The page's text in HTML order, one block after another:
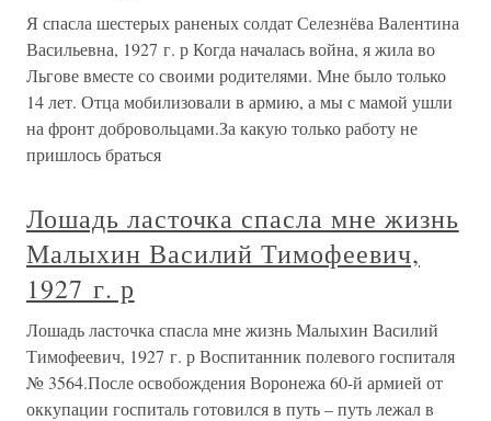
Я спасла шестерых раненых солдат Селезнёва Валентина
Васильевна, 1927 г. р Когда началась война, я жила во
Льгове вместе со своими родителями. Мне было только
14 лет. Отца мобилизовали в армию, а мы с мамой ушли
на фронт добровольцами.За какую только работу не
пришлось браться
Лошадь ласточка спасла мне жизнь
Малыхин Василий Тимофеевич,
1927 г. р
Лошадь ласточка спасла мне жизнь Малыхин Василий
Тимофеевич, 1927 г. р Воспитанник полевого госпиталя
№ 3564.После освобождения Воронежа 60-й армией от
оккупации госпиталь готовился в путь – путь лежал в